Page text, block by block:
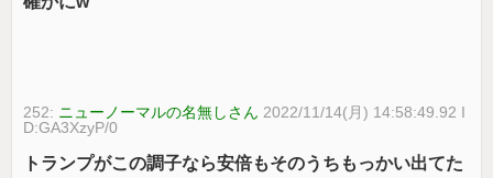
252: ニューノーマルの名無しさん 2022/11/14(月) 14:58:49.92 I
D:GA3XzyP/0
トランプがこの調子なら安倍もそのうちもっかい出てた